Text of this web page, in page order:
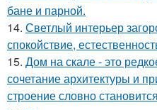
бане и парной.
14. Светлый интерьер
спокойствие,
15. Дом на скале - это
сочетание архитектуры и
строение словно